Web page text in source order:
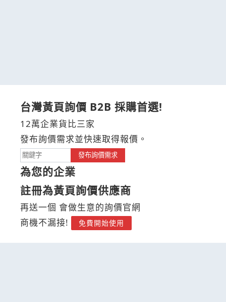
台灣黃頁詢價 B2B 採購首選!
12萬企業貨比三家
發布詢價需求並快速取得報價。
發布詢價需求
為您的企業
註冊為黃頁詢價供應商
再送一個 會做生意的詢價官網
商機不漏接!
免費開始使用